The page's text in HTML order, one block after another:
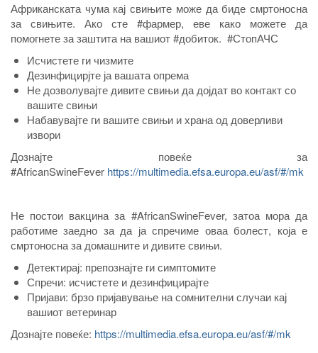
Африканската чума кај свињите може да биде смртоносна
за свињите. Ако сте #фармер, еве како можете да
помогнете за заштита на вашиот #добиток. #СтопАЧС
Исчистете ги чизмите
Дезинфицирјте ја вашата опрема
Не дозволувајте дивите свињи да дојдат во контакт со
вашите свињи
Набавувајте ги вашите свињи и храна од доверливи
извори
Дознајте повеќе за
#AfricanSwineFever https://multimedia.efsa.europa.eu/asf/#/mk
Не постои вакцина за #AfricanSwineFever, затоа мора да
работиме заедно за да ја спречиме оваа болест, која е
смртоносна за домашните и дивите свињи.
Детектирај: препознајте ги симптомите
Спречи: исчистете и дезинфицирајте
Пријави: брзо пријавување на сомнителни случаи кај
вашиот ветеринар
Дознајте повеќе: https://multimedia.efsa.europa.eu/asf/#/mk